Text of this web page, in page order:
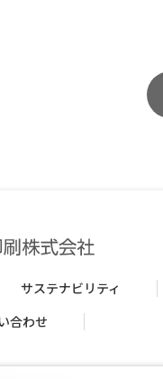
サステナビリティ
合わせ